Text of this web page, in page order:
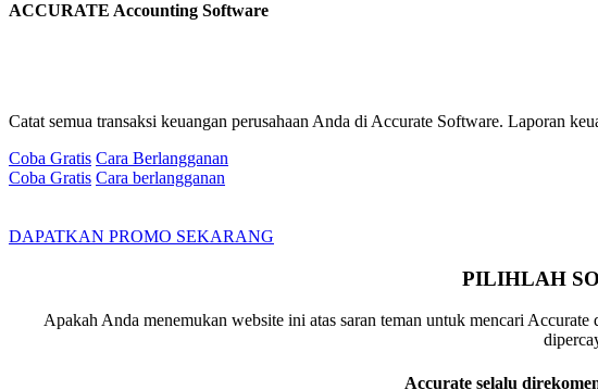
ACCURATE Accounting Software
Catat semua transaksi keuangan perusahaan Anda di Accurate Software. Laporan
Coba Gratis Cara Berlangganan
Coba Gratis Cara berlangganan
DAPATKAN PROMO SEKARANG
PILIHLAH
Apakah Anda menemukan website ini atas saran teman untuk mencari
Accurate selalu